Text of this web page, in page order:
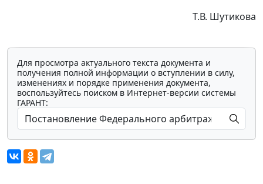
Т.В. Шутикова
Для просмотра актуального текста документа и
получения полной информации о вступлении в силу,
изменениях и порядке применения документа,
воспользуйтесь поиском в Интернет-версии системы
ГАРАНТ: